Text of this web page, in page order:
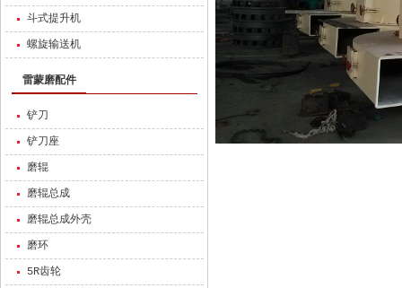
斗式提升机
螺旋输送机
雷蒙磨配件
铲刀
铲刀座
磨辊
磨辊总成
磨辊总成外壳
磨环
5R齿轮